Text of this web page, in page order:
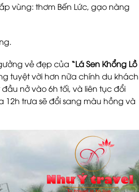
vùng: thơm Bến Lức, gạo nàng
vẻ đẹp của “Lá Sen Khổng Lồ
tuyệt vời hơn nữa chính du khách
nở vào 6h tối, và liên tục đổi
trưa sẽ đổi sang màu hồng và